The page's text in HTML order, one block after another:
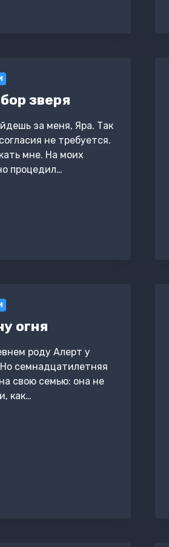
зверя
за меня, Яра. Так
не требуется.
мне. На моих
процедил…
огня
роду Алерт у
семнадцатилетняя
свою семью: она не
как…